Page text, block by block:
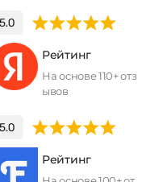
Рейтинг
На основе 110+ отз
ывов
Рейтинг